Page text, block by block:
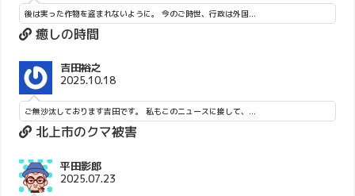
後は実った作物を盗まれないように。 今のご時世、行政は外国...
癒しの時間
吉田裕之
2025.10.18
ご無沙汰しております吉田です。 私もこのニュースに接して、...
北上市のクマ被害
平田影郎
2025.07.23